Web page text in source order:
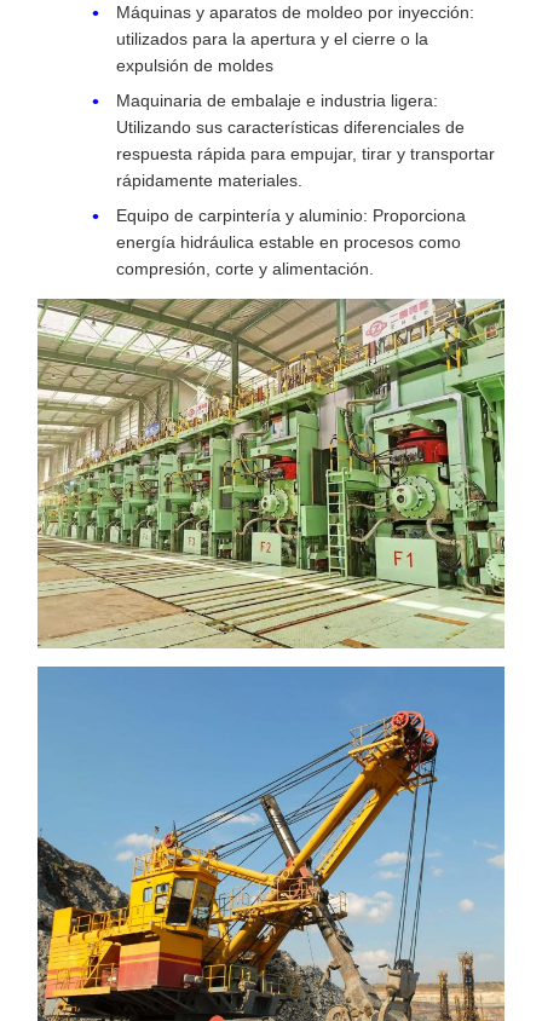
Máquinas y aparatos de moldeo por inyección:
utilizados para la apertura y el cierre o la
expulsión de moldes
Maquinaria de embalaje e industria ligera:
Utilizando sus características diferenciales de
respuesta rápida para empujar, tirar y transportar
rápidamente materiales.
Equipo de carpintería y aluminio: Proporciona
energía hidráulica estable en procesos como
compresión, corte y alimentación.